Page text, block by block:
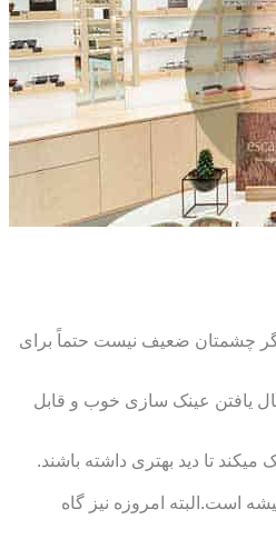
چشمتان ضعیف نیست حتماً برای
یافتن عینک سازی خوب و قابل
تا دید بهتری داشته باشند.
استفاده شد شیشه است.البته امروزه نیز گاه